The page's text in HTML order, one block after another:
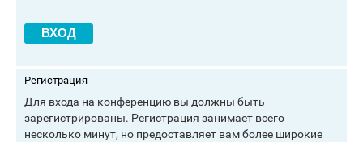
Регистрация
Для входа на конференцию вы должны быть
зарегистрированы. Регистрация занимает всего
несколько минут, но предоставляет вам более широкие